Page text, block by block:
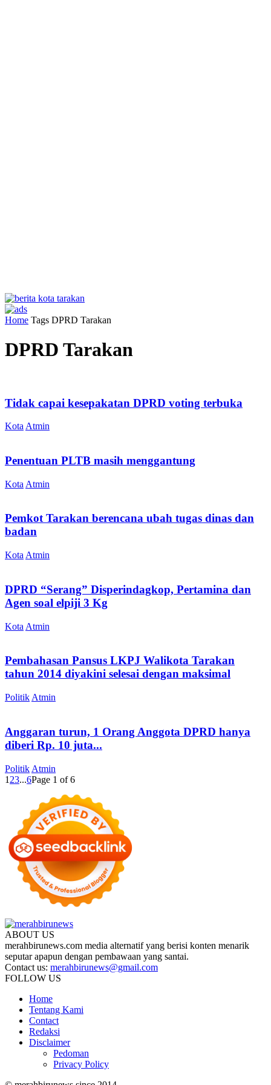
Home Tags DPRD Tarakan
DPRD Tarakan
Tidak capai kesepakatan DPRD voting terbuka
Kota Atmin
Penentuan PLTB masih menggantung
Kota Atmin
Pemkot Tarakan berencana ubah tugas dinas dan
badan
Kota Atmin
DPRD “Serang” Disperindagkop, Pertamina dan
Agen soal elpiji 3 Kg
Kota Atmin
Pembahasan Pansus LKPJ Walikota Tarakan
tahun 2014 diyakini selesai dengan maksimal
Politik Atmin
Anggaran turun, 1 Orang Anggota DPRD hanya
diberi Rp. 10 juta...
Politik Atmin
1 23...6Page 1 of 6
ABOUT US
merahbirunews.com media alternatif yang berisi konten menarik
seputar apapun dengan pembawaan yang santai.
Contact us: merahbirunews@gmail.com
FOLLOW US
Home
Tentang Kami
Contact
Redaksi
Disclaimer
Pedoman
Privacy Policy